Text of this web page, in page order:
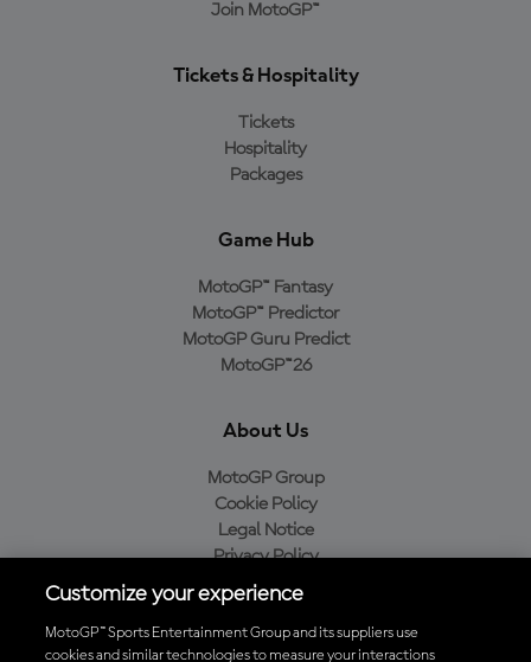
Join MotoGP™
Tickets & Hospitality
Tickets
Hospitality
Packages
Game Hub
MotoGP™ Fantasy
MotoGP™ Predictor
MotoGP Guru Predict
MotoGP™26
About Us
MotoGP Group
Cookie Policy
Legal Notice
Privacy Policy
Purchase Policy
Customize your experience
MotoGP™ Sports Entertainment Group and its suppliers use
cookies and similar technologies to measure your interactions